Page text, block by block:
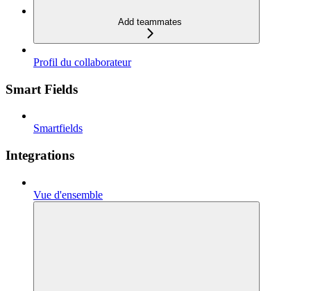
Add teammates
Profil du collaborateur
Smart Fields
Smartfields
Integrations
Vue d'ensemble